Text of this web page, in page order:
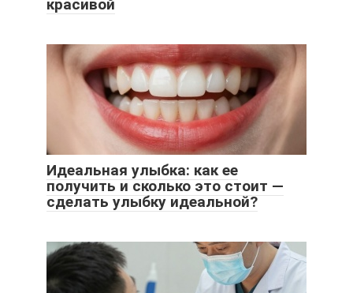
красивой
Идеальная улыбка: как ее
получить и сколько это стоит —
сделать улыбку идеальной?